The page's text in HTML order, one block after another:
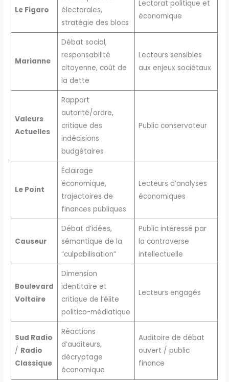
Le Figaro
électorales,
stratégie des blocs
Lectorat politique et
économique
Marianne
Débat social,
responsabilité
citoyenne, coût de
la dette
Lecteurs sensibles
aux enjeux sociétaux
Valeurs
Actuelles
Rapport
autorité/ordre,
critique des
indécisions
budgétaires
Public conservateur
Le Point
Éclairage
économique,
trajectoires de
finances publiques
Lecteurs d’analyses
économiques
Causeur
Débat d’idées,
sémantique de la
“culpabilisation”
Public intéressé par
la controverse
intellectuelle
Boulevard
Voltaire
Dimension
identitaire et
critique de l’élite
politico-médiatique
Lecteurs engagés
Sud Radio
/ Radio
Classique
Réactions
d’auditeurs,
décryptage
économique
Auditoire de débat
ouvert / public
finance